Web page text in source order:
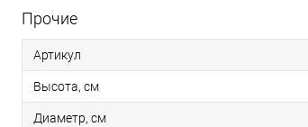
Прочие
Артикул
Высота, см
Диаметр, см